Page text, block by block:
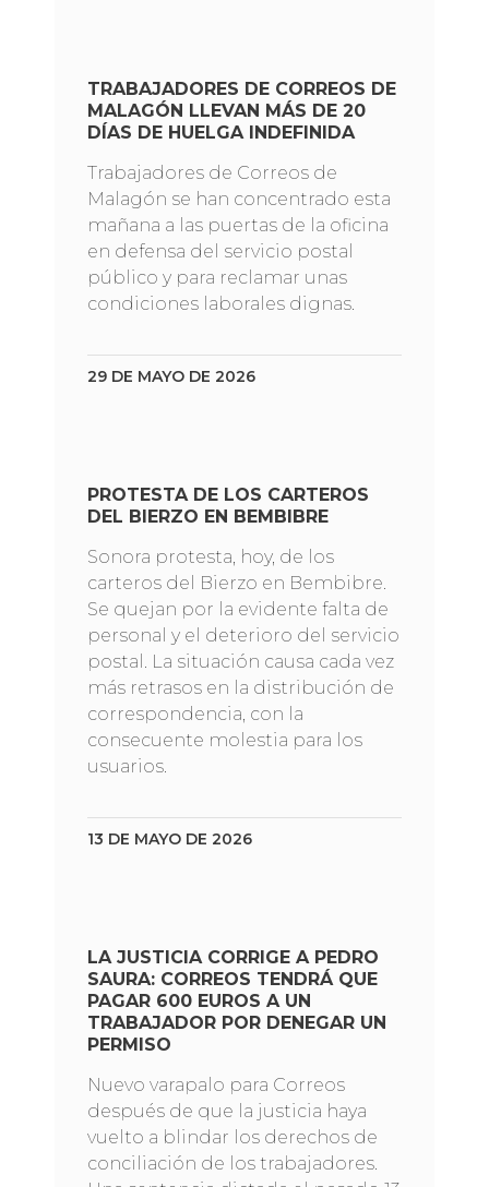
TRABAJADORES DE CORREOS DE
MALAGÓN LLEVAN MÁS DE 20
DÍAS DE HUELGA INDEFINIDA
Trabajadores de Correos de
Malagón se han concentrado esta
mañana a las puertas de la oficina
en defensa del servicio postal
público y para reclamar unas
condiciones laborales dignas.
29 DE MAYO DE 2026
PROTESTA DE LOS CARTEROS
DEL BIERZO EN BEMBIBRE
Sonora protesta, hoy, de los
carteros del Bierzo en Bembibre.
Se quejan por la evidente falta de
personal y el deterioro del servicio
postal. La situación causa cada vez
más retrasos en la distribución de
correspondencia, con la
consecuente molestia para los
usuarios.
13 DE MAYO DE 2026
LA JUSTICIA CORRIGE A PEDRO
SAURA: CORREOS TENDRÁ QUE
PAGAR 600 EUROS A UN
TRABAJADOR POR DENEGAR UN
PERMISO
Nuevo varapalo para Correos
después de que la justicia haya
vuelto a blindar los derechos de
conciliación de los trabajadores.